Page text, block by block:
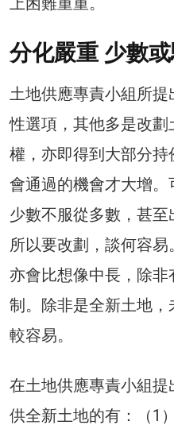
分化嚴重 少數
土地供應專責小組所
性選項，其他多是改
權，亦即得到大部分
會通過的機會才大增。
少數不服從多數，甚至
所以要改劃，談何容
亦會比想像中長，除
制。除非是全新土地
較容易。
在土地供應專責小組
供全新土地的有：（1